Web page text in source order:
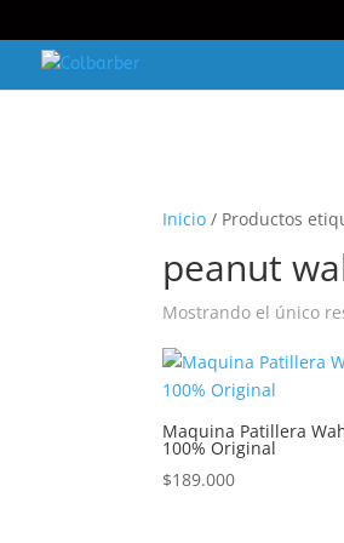
Inicio / Productos
peanut
Mostrando el único
Maquina Patillera
100% Original
$189.000